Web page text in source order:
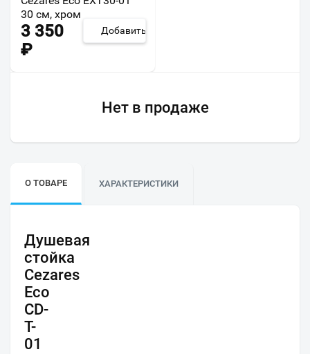
30 см, хром
3 350
₽
Добавить
Нет в продаже
О ТОВАРЕ ХАРАКТЕРИСТИКИ
Душевая
стойка
Cezares
Eco
CD-
T-
01